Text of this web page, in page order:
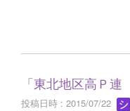
「東北地区高Ｐ
投稿日時 : 2015/07/22